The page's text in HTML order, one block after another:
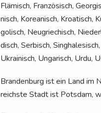
Flä­misch, Fran­zö­sisch,
nisch, Korea­nisch, Kroa­tisch,
go­lisch, Neu­grie­chisch,
disch, Ser­bisch,
Ukrai­nisch, Unga­risch, Urdu,
Bran­den­burg ist ein Land im
reichs­te Stadt ist Pots­dam,